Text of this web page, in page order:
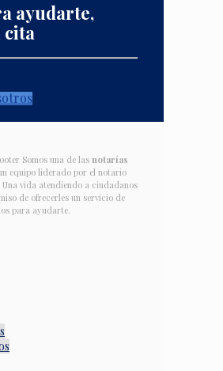
ayudarte,
cita
Somos una de las notarías
equipo liderado por el notario
vida atendiendo a ciudadanos
de ofrecerles un servicio de
para ayudarte.